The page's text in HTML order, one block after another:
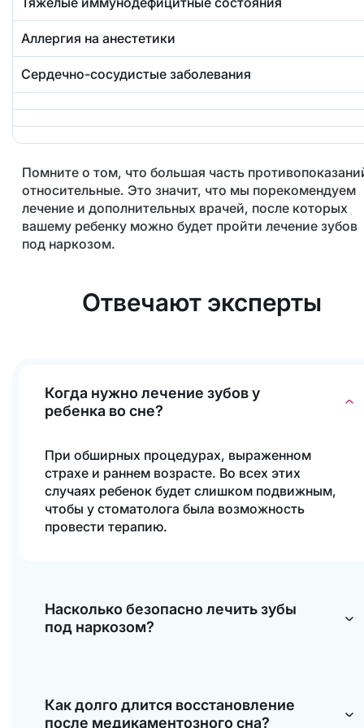
Аллергия на анестетики
Сердечно-сосудистые заболевания
Помните о том, что большая часть
относительные. Это значит, что мы порекомендуем
лечение и дополнительных врачей, после которых
вашему ребенку можно будет пройти лечение зубов
под наркозом.
Отвечают эксперты
Когда нужно лечение зубов у
ребенка во сне?
При обширных процедурах, выраженном
страхе и раннем возрасте. Во всех этих
случаях ребенок будет слишком подвижным,
чтобы у стоматолога была возможность
провести терапию.
Насколько безопасно лечить зубы
под наркозом?
составы, контролируем состояние во время
Как долго длится восстановление
после медикаментозного сна?